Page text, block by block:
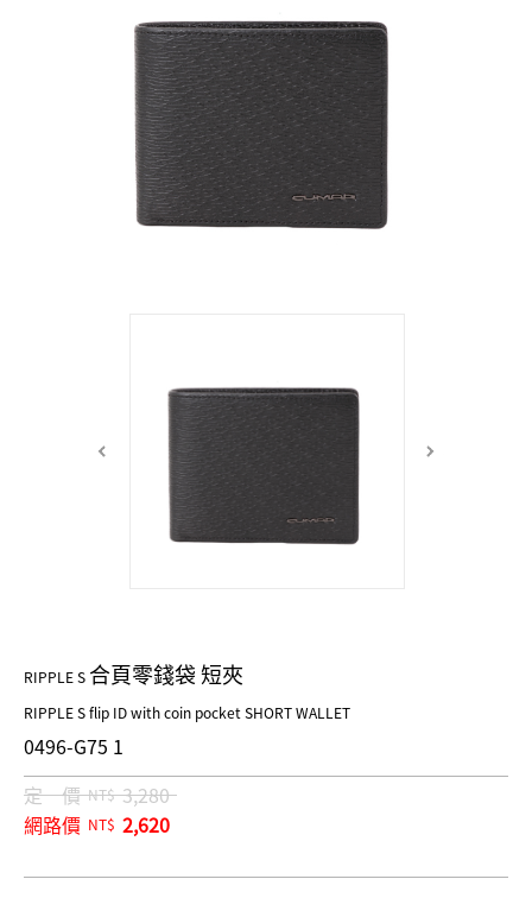
中性商品 UNISEX BAG/SLG
皮革保養 LEATHER CARE
女士夾款 LADIES' WALLET
中性商品 UNISEX BAG/SLG
關於 CHIARUGI
女士包款 LADIES' BAG
女士夾款 LADIES' WALLET
中性商品 UNISEX BAG/SLG
關於 CUMAR
男士夾款 MEN'S WALLET
男士皮帶 MEN'S BELT
女士包款 LADIES' BAG
女士夾款 LADIES' WALLET
中性商品 UNISEX BAG/SLG
男士包款 MEN'S BAG
男士夾款 MEN'S WALLET
男士皮帶 MEN'S BELT
女士包款 LADIES' BAG
女士夾款 LADIES' WALLET
期間限定 limited edition
珍藏 THE BRIDGE (TB SPECIAL)
男士包款 MEN'S BAG
男士夾款 MEN'S WALLET
中性商品 UNISEX BAG/SLG
RIPPLE S 合頁零錢袋 短夾
RIPPLE S flip ID with coin pocket SHORT WALLET
0496-G75 1
定 價 NT$ 3,280
網路價 NT$ 2,620